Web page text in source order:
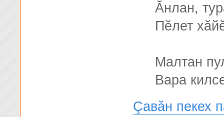
Ăнлан,
Пĕлет
Малтан
Вара
Çавăн пекех